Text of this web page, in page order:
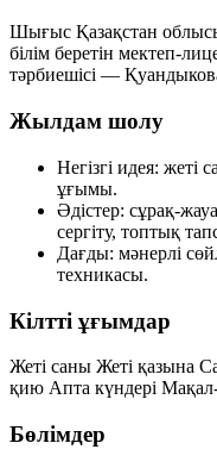
Шығыс Қазақстан
білім беретін мектеп-
тәрбиешісі —
Жылдам шолу
Негізгі идея: жеті
ұғымы.
Әдістер: сұрақ-
сергіту, топтық
Дағды: мәнерлі
техникасы.
Кілтті ұғымдар
Жеті саны Жеті қазына
қию Апта күндері
Бөлімдер